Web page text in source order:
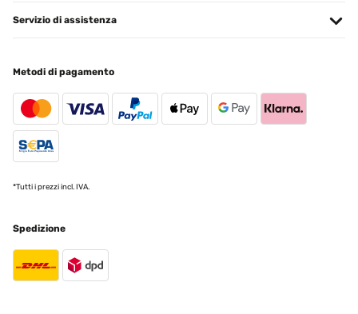
Servizio di assistenza
Metodi di pagamento
*Tutti i prezzi incl. IVA.
Spedizione